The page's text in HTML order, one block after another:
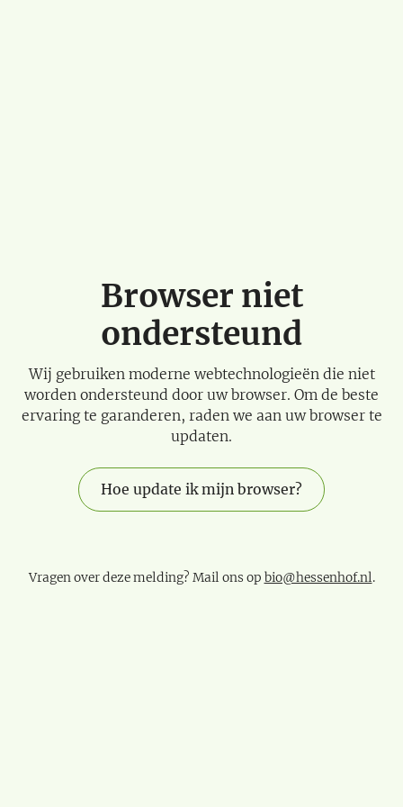
Browser niet
ondersteund
Wij gebruiken moderne webtechnologieën die niet
worden ondersteund door uw browser. Om de beste
ervaring te garanderen, raden we aan uw browser te
updaten.
Hoe update ik mijn browser?
Vragen over deze melding? Mail ons op bio@hessenhof.nl.